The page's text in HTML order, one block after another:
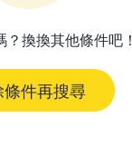
換換其他條件吧！
件再搜尋